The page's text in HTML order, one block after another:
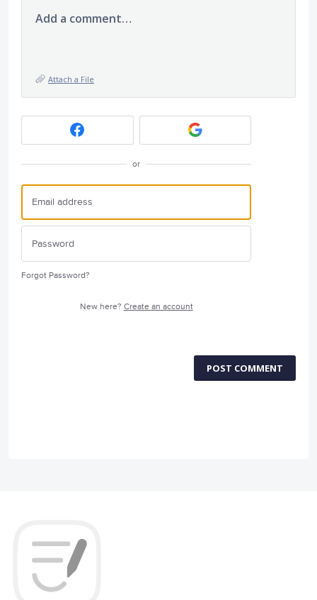
Add a comment…
Attach a File
or
Forgot Password?
New here? Create an account
POST COMMENT